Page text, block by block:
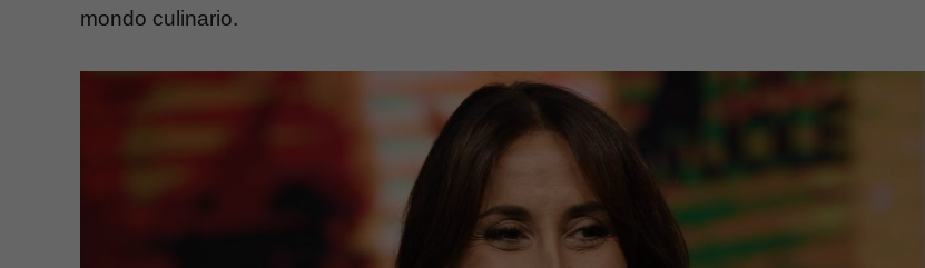
mondo culinario.